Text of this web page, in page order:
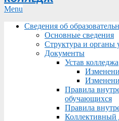
Primary
Menu
Menu
Сведения об
Основные сведения
Структура и органы
Документы
Устав колледжа
Правила
обучающихся
Правила
Коллективный